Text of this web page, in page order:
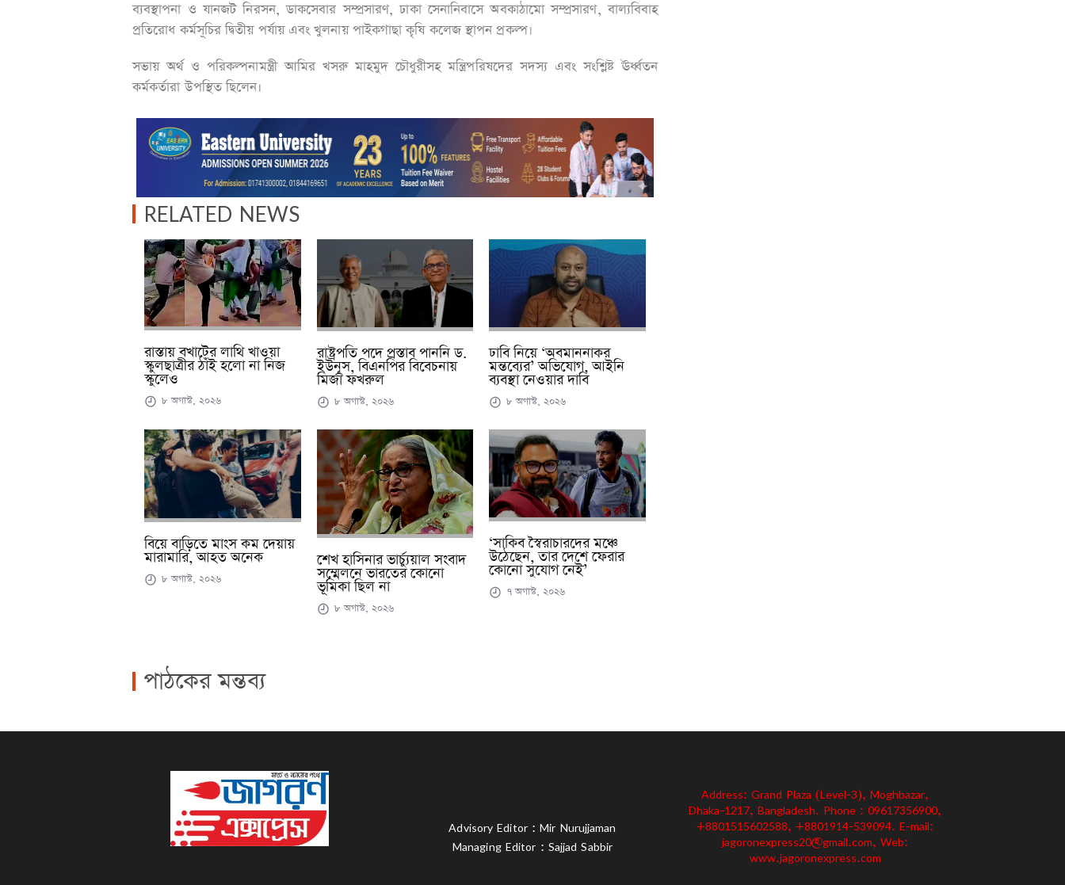
ব্যবস্থাপনা ও যানজট নিরসন, ডাকসেবার সম্প্রসারণ, ঢাকা সেনানিবাসে অবকাঠামো সম্প্রসারণ, বাল্যবিবাহ
প্রতিরোধ কর্মসূচির দ্বিতীয় পর্যায় এবং খুলনায় পাইকগাছা কৃষি কলেজ স্থাপন প্রকল্প।
সভায় অর্থ ও পরিকল্পনামন্ত্রী আমির খসরু মাহমুদ চৌধুরীসহ মন্ত্রিপরিষদের সদস্য এবং সংশ্লিষ্ট ঊর্ধ্বতন
কর্মকর্তারা উপস্থিত ছিলেন।
RELATED NEWS
রাস্তায় বখাটের লাথি খাওয়া
স্কুলছাত্রীর ঠাঁই হলো না নিজ
স্কুলেও
৮ অগাস্ট, ২০২৬
রাষ্ট্রপতি পদে প্রস্তাব পাননি ড.
ইউনূস, বিএনপির বিবেচনায়
মির্জা ফখরুল
৮ অগাস্ট, ২০২৬
ঢাবি নিয়ে ‘অবমাননাকর
মন্তব্যের’ অভিযোগ, আইনি
ব্যবস্থা নেওয়ার দাবি
৮ অগাস্ট, ২০২৬
বিয়ে বাড়িতে মাংস কম দেয়ায়
মারামারি, আহত অনেক
৮ অগাস্ট, ২০২৬
শেখ হাসিনার ভার্চ্যুয়াল সংবাদ
সম্মেলনে ভারতের কোনো
ভূমিকা ছিল না
৮ অগাস্ট, ২০২৬
‘সাকিব স্বৈরাচারদের মঞ্চে
উঠেছেন, তার দেশে ফেরার
কোনো সুযোগ নেই’
৭ অগাস্ট, ২০২৬
পাঠকের মন্তব্য
Advisory Editor : Mir Nurujjaman
Managing Editor : Sajjad Sabbir
Address: Grand Plaza (Level-3), Moghbazar,
Dhaka-1217, Bangladesh. Phone : 09617356900,
+8801515602588, +8801914-539094. E-mail:
jagoronexpress20@gmail.com, Web:
www.jagoronexpress.com